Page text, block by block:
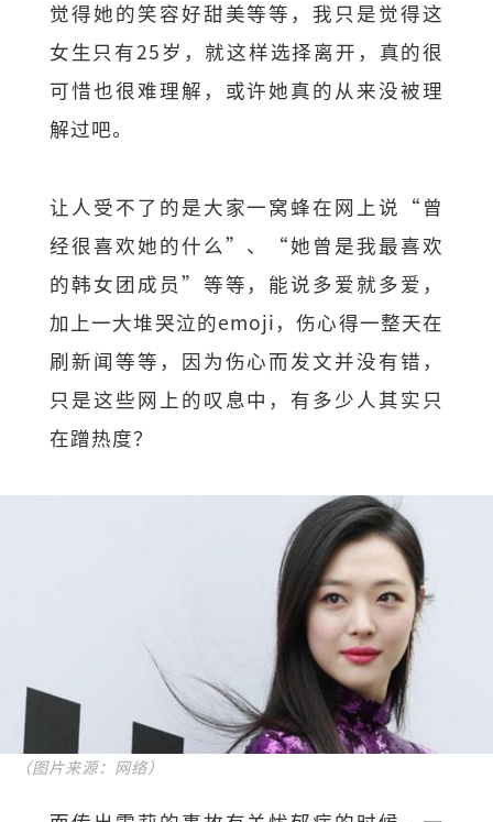
觉得她的笑容好甜美等等，我只是觉得这
女生只有25岁，就这样选择离开，真的很
可惜也很难理解，或许她真的从来没被理
解过吧。
让人受不了的是大家一窝蜂在网上说“曾
经很喜欢她的什么”、“她曾是我最喜欢
的韩女团成员”等等，能说多爱就多爱，
加上一大堆哭泣的emoji，伤心得一整天在
刷新闻等等，因为伤心而发文并没有错，
只是这些网上的叹息中，有多少人其实只
在蹭热度？
（图片来源：网络）